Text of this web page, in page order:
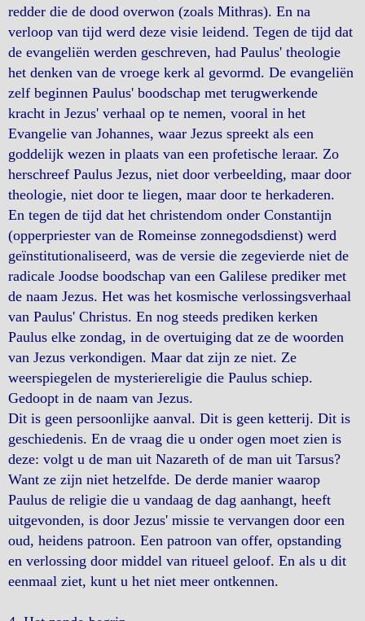
redder die de dood overwon (zoals Mithras). En na
verloop van tijd werd deze visie leidend. Tegen de tijd dat
de evangeliën werden geschreven, had Paulus' theologie
het denken van de vroege kerk al gevormd. De evangeliën
zelf beginnen Paulus' boodschap met terugwerkende
kracht in Jezus' verhaal op te nemen, vooral in het
Evangelie van Johannes, waar Jezus spreekt als een
goddelijk wezen in plaats van een profetische leraar. Zo
herschreef Paulus Jezus, niet door verbeelding, maar door
theologie, niet door te liegen, maar door te herkaderen.
En tegen de tijd dat het christendom onder Constantijn
(opperpriester van de Romeinse zonnegodsdienst) werd
geïnstitutionaliseerd, was de versie die zegevierde niet de
radicale Joodse boodschap van een Galilese prediker met
de naam Jezus. Het was het kosmische verlossingsverhaal
van Paulus' Christus. En nog steeds prediken kerken
Paulus elke zondag, in de overtuiging dat ze de woorden
van Jezus verkondigen. Maar dat zijn ze niet. Ze
weerspiegelen de mysteriereligie die Paulus schiep.
Gedoopt in de naam van Jezus.
Dit is geen persoonlijke aanval. Dit is geen ketterij. Dit is
geschiedenis. En de vraag die u onder ogen moet zien is
deze: volgt u de man uit Nazareth of de man uit Tarsus?
Want ze zijn niet hetzelfde. De derde manier waarop
Paulus de religie die u vandaag de dag aanhangt, heeft
uitgevonden, is door Jezus' missie te vervangen door een
oud, heidens patroon. Een patroon van offer, opstanding
en verlossing door middel van ritueel geloof. En als u dit
eenmaal ziet, kunt u het niet meer ontkennen.